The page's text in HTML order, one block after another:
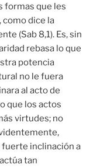
formas que les
como dice la
(Sab 8,1). Es, sin
rebasa lo que
potencia
no le fuera
al acto de
que los actos
virtudes; no
inclinación a
tan